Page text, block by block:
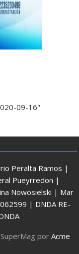
09-16"
Peralta Ramos |
Pueyrredon |
Nowosielski | Mar
| DNDA RE-
porAcme